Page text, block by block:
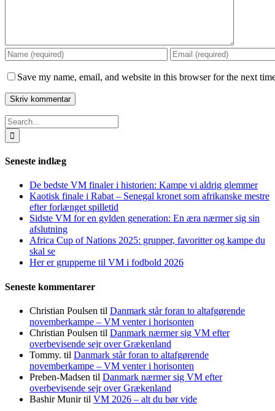
Save my name, email, and website in this browser for the next
Search
for:
Seneste indlæg
De bedste VM finaler i historien: Kampe vi aldrig glemmer
Kaotisk finale i Rabat – Senegal kronet som afrikanske mestre
efter forlænget spilletid
Sidste VM for en gylden generation: En æra nærmer sig sin
afslutning
Africa Cup of Nations 2025: grupper, favoritter og kampe du
skal se
Her er grupperne til VM i fodbold 2026
Seneste kommentarer
Christian Poulsen til Danmark står foran to altafgørende
novemberkampe – VM venter i horisonten
Christian Poulsen til Danmark nærmer sig VM efter
overbevisende sejr over Grækenland
Tommy. til Danmark står foran to altafgørende
novemberkampe – VM venter i horisonten
Preben-Madsen til Danmark nærmer sig VM efter
overbevisende sejr over Grækenland
Bashir Munirtil VM 2026 – alt du bør vide